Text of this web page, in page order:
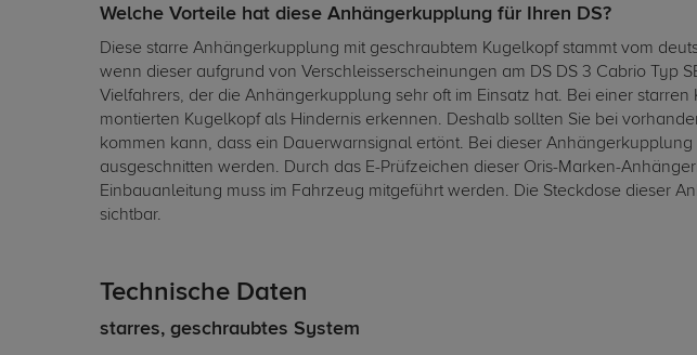
Welche Vorteile hat diese Anhängerkupplung für Ihren DS?
Diese starre Anhängerkupplung mit geschraubtem Kugelkopf stammt vom
wenn dieser aufgrund von Verschleisserscheinungen am DS DS 3 Cabrio Typ
Vielfahrers, der die Anhängerkupplung sehr oft im Einsatz hat. Bei einer
montierten Kugelkopf als Hindernis erkennen. Deshalb sollten Sie bei
kommen kann, dass ein Dauerwarnsignal ertönt. Bei dieser
ausgeschnitten werden. Durch das E-Prüfzeichen dieser Oris-Marken-
Einbauanleitung muss im Fahrzeug mitgeführt werden. Die Steckdose dieser
sichtbar.
Technische Daten
starres, geschraubtes System